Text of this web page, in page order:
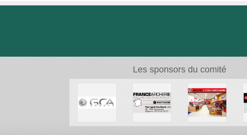
Les sponsors du comité